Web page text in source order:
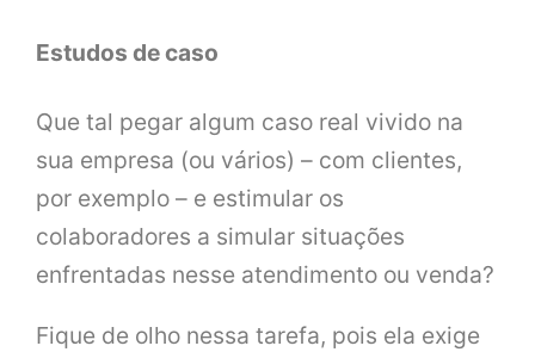
Estudos de caso
Que tal pegar algum caso real vivido na
sua empresa (ou vários) – com clientes,
por exemplo – e estimular os
colaboradores a simular situações
enfrentadas nesse atendimento ou venda?
Fique de olho nessa tarefa, pois ela exige